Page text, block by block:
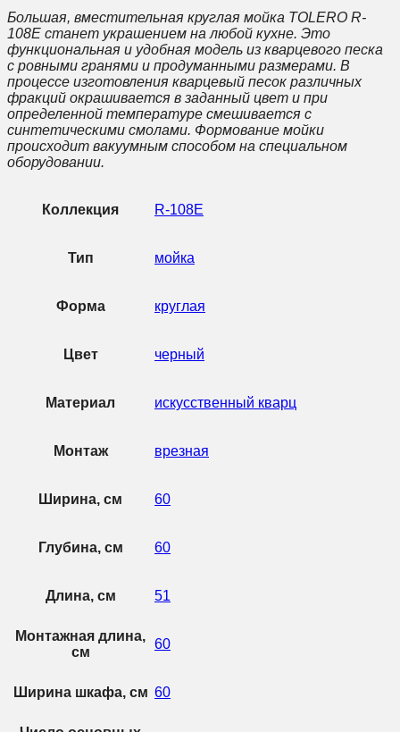
Большая, вместительная круглая мойка TOLERO R-
108Е станет украшением на любой кухне. Это
функциональная и удобная модель из кварцевого песка
с ровными гранями и продуманными размерами. В
процессе изготовления кварцевый песок различных
фракций окрашивается в заданный цвет и при
определенной температуре смешивается с
синтетическими смолами. Формование мойки
происходит вакуумным способом на специальном
оборудовании.
Коллекция R-108Е
Тип мойка
Форма круглая
Цвет черный
Материал искусственный кварц
Монтаж врезная
Ширина, см 60
Глубина, см 60
Длина, см 51
Монтажная длина,
см
60
Ширина шкафа, см 60